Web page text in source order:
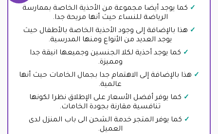
كما يوجد أيضا مجموعة من الأحذية الخاصة بممارسة
الرياضة للنساء حيث أنها مريحة جدا.
هذا بالإضافة إلى وجود الأحذية الخاصة بالأطفال حيث
يوجد العديد من الأنواع ومنها المدرسية.
كما يوجد أحذية لكلا الجنسين وجميعها انيقة جدا
ومميزة.
هذا بالإضافة إلى الاهتمام جدا بجمال الخامات حيث أنها
عالمية.
كما يوفر أفضل الأسعار على الإطلاق نظرا لكونها
تنافسية مقارنة بجودة الخامات.
كما يوفر المتجر خدمة الشحن الى باب المنزل لدى
العميل.